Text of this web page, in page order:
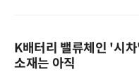
K배터리 밸류체인 '시
소재는 아직